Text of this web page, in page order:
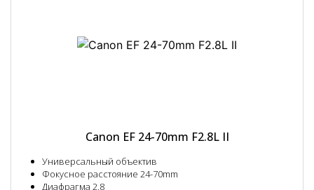
Canon EF 24-70mm F2.8L II
Универсальный объектив
Фокусное расстояние 24-70mm
Диафрагма 2.8